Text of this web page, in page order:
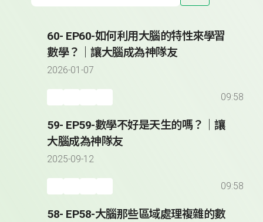
60- EP60-如何利用大腦的特性來學習
數學？｜讓大腦成為神隊友
2026-01-07
09:58
59- EP59-數學不好是天生的嗎？｜讓
大腦成為神隊友
2025-09-12
09:58
58- EP58-大腦那些區域處理複雜的數